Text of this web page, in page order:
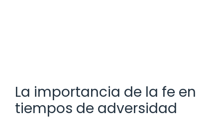
La importancia de la fe en
tiempos de adversidad